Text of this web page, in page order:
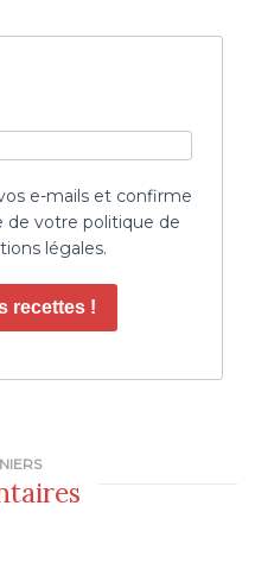
e-mails et confirme
de votre politique de
légales.
recettes !